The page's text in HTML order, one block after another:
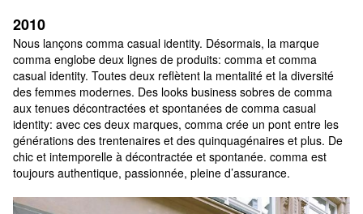
2010
Nous lançons comma casual identity. Désormais, la marque
comma englobe deux lignes de produits: comma et comma
casual identity. Toutes deux reflètent la mentalité et la diversité
des femmes modernes. Des looks business sobres de comma
aux tenues décontractées et spontanées de comma casual
identity: avec ces deux marques, comma crée un pont entre les
générations des trentenaires et des quinquagénaires et plus. De
chic et intemporelle à décontractée et spontanée. comma est
toujours authentique, passionnée, pleine d’assurance.